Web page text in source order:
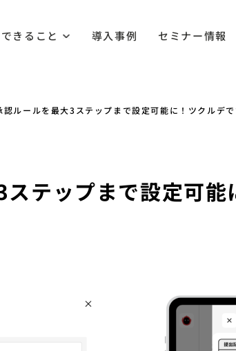
きること 導入事例 セミナー情報
認ルールを最大3ステップまで設定可能に！ツクルデで
テップまで設定可能